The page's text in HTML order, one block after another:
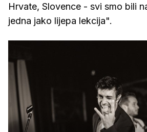
Hrvate, Slovence - svi smo bili
jedna jako lijepa lekcija".